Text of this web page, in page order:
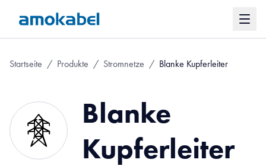
Startseite / Produkte / Stromnetze / Blanke Kupferleiter
Blanke
Kupferleiter